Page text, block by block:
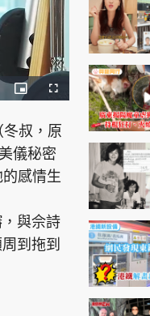
星島環球
© 東周網 版權所有 . 不得
P
i
u
r
e
-
i
-
P
u
r
e
F
u
s
c
r
e
e
叔，原
儀秘密
感情生
與佘詩
到拖到